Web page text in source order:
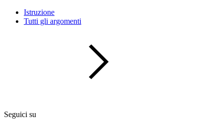
Istruzione
Tutti gli argomenti
Seguici su